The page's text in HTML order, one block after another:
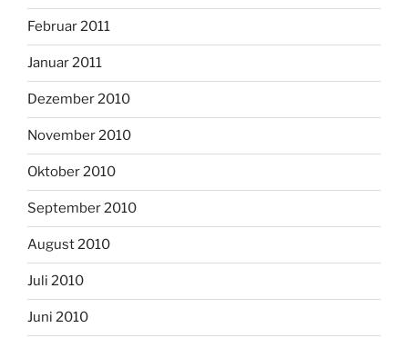
Februar 2011
Januar 2011
Dezember 2010
November 2010
Oktober 2010
September 2010
August 2010
Juli 2010
Juni 2010